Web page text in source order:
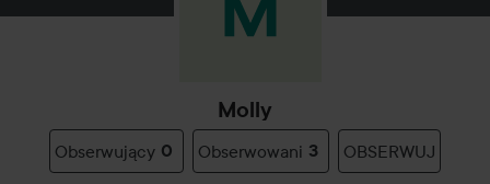
Molly
Obserwujący 0 Obserwowani 3 OBSERWUJ